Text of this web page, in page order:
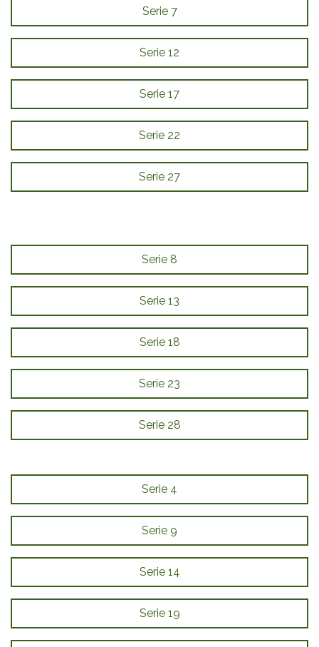
Serie 7
Serie 12
Serie 17
Serie 22
Serie 27
Serie 8
Serie 13
Serie 18
Serie 23
Serie 28
Serie 4
Serie 9
Serie 14
Serie 19